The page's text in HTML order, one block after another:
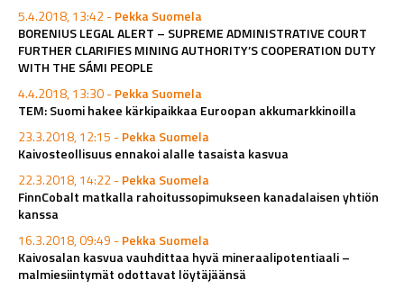
5.4.2018, 13:42 -Pekka Suomela
BORENIUS LEGAL ALERT – SUPREME ADMINISTRATIVE COURT
FURTHER CLARIFIES MINING AUTHORITY’S COOPERATION DUTY
WITH THE SÁMI PEOPLE
4.4.2018, 13:30 -Pekka Suomela
TEM: Suomi hakee kärkipaikkaa Euroopan akkumarkkinoilla
23.3.2018, 12:15 -Pekka Suomela
Kaivosteollisuus ennakoi alalle tasaista kasvua
22.3.2018, 14:22 -Pekka Suomela
FinnCobalt matkalla rahoitussopimukseen kanadalaisen yhtiön
kanssa
16.3.2018, 09:49 -Pekka Suomela
Kaivosalan kasvua vauhdittaa hyvä mineraalipotentiaali –
malmiesiintymät odottavat löytäjäänsä